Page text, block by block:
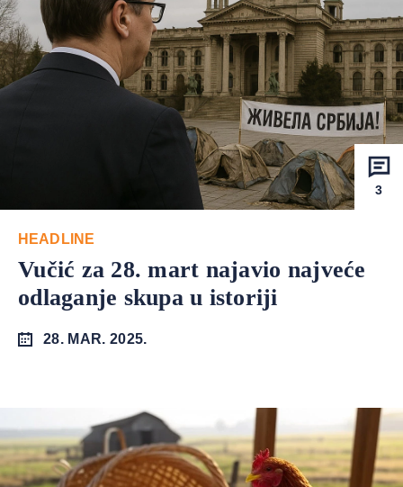
3
HEADLINE
Vučić za 28. mart najavio najveće
odlaganje skupa u istoriji
28. MAR. 2025.